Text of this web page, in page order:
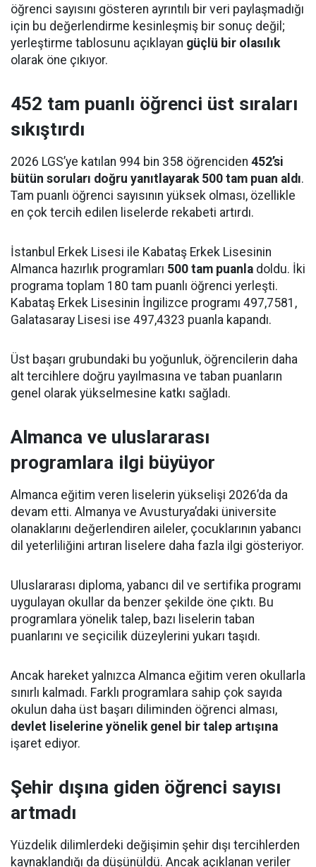
öğrenci sayısını gösteren ayrıntılı bir veri paylaşmadığı
için bu değerlendirme kesinleşmiş bir sonuç değil;
yerleştirme tablosunu açıklayan güçlü bir olasılık
olarak öne çıkıyor.
452 tam puanlı öğrenci üst sıraları
sıkıştırdı
2026 LGS’ye katılan 994 bin 358 öğrenciden 452’si
bütün soruları doğru yanıtlayarak 500 tam puan aldı.
Tam puanlı öğrenci sayısının yüksek olması, özellikle
en çok tercih edilen liselerde rekabeti artırdı.
İstanbul Erkek Lisesi ile Kabataş Erkek Lisesinin
Almanca hazırlık programları 500 tam puanla doldu. İki
programa toplam 180 tam puanlı öğrenci yerleşti.
Kabataş Erkek Lisesinin İngilizce programı 497,7581,
Galatasaray Lisesi ise 497,4323 puanla kapandı.
Üst başarı grubundaki bu yoğunluk, öğrencilerin daha
alt tercihlere doğru yayılmasına ve taban puanların
genel olarak yükselmesine katkı sağladı.
Almanca ve uluslararası
programlara ilgi büyüyor
Almanca eğitim veren liselerin yükselişi 2026’da da
devam etti. Almanya ve Avusturya’daki üniversite
olanaklarını değerlendiren aileler, çocuklarının yabancı
dil yeterliliğini artıran liselere daha fazla ilgi gösteriyor.
Uluslararası diploma, yabancı dil ve sertifika programı
uygulayan okullar da benzer şekilde öne çıktı. Bu
programlara yönelik talep, bazı liselerin taban
puanlarını ve seçicilik düzeylerini yukarı taşıdı.
Ancak hareket yalnızca Almanca eğitim veren okullarla
sınırlı kalmadı. Farklı programlara sahip çok sayıda
okulun daha üst başarı diliminden öğrenci alması,
devlet liselerine yönelik genel bir talep artışına
işaret ediyor.
Şehir dışına giden öğrenci sayısı
artmadı
Yüzdelik dilimlerdeki değişimin şehir dışı tercihlerden
kaynaklandığı da düşünüldü. Ancak açıklanan veriler